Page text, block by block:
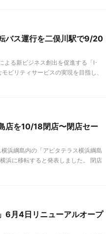
バス運行を二俣川駅で9/20
よる新ビジネス創出を促進する「I･
ビリティサービスの実現を目指し、
店を10/18閉店〜閉店セー
浜綱島内の「アピタテラス横浜綱島
浜に移転すると発表しました。 閉店
6月4日リニューアルオープ